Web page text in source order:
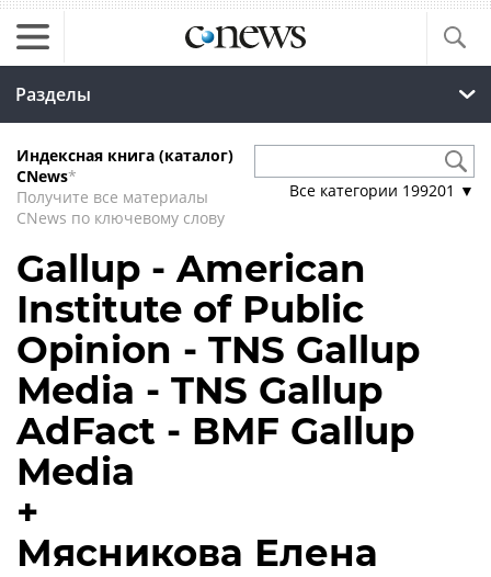
Разделы
Индексная книга (каталог)
CNews*
Получите все материалы
CNews по ключевому слову
Все категории 199201 ▼
Gallup - American
Institute of Public
Opinion - TNS Gallup
Media - TNS Gallup
AdFact - BMF Gallup
Media
+
Мясникова Елена